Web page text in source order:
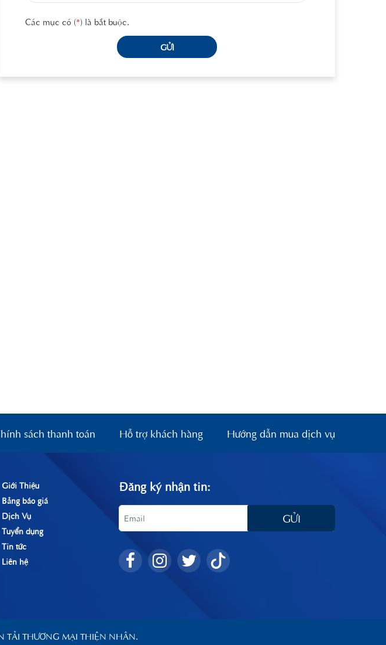
Các mục có (*) là bắt buộc.
GỬI
sách thanh toán Hỗ trợ khách hàng Hướng dẫn mua dịch vụ
Giới Thiệu
Bảng báo giá
Dịch Vụ
Tuyển dụng
Tin tức
Liên hệ
Đăng ký nhận tin:
GỬI
TẢI THƯƠNG MẠI THIỆN NHÂN.